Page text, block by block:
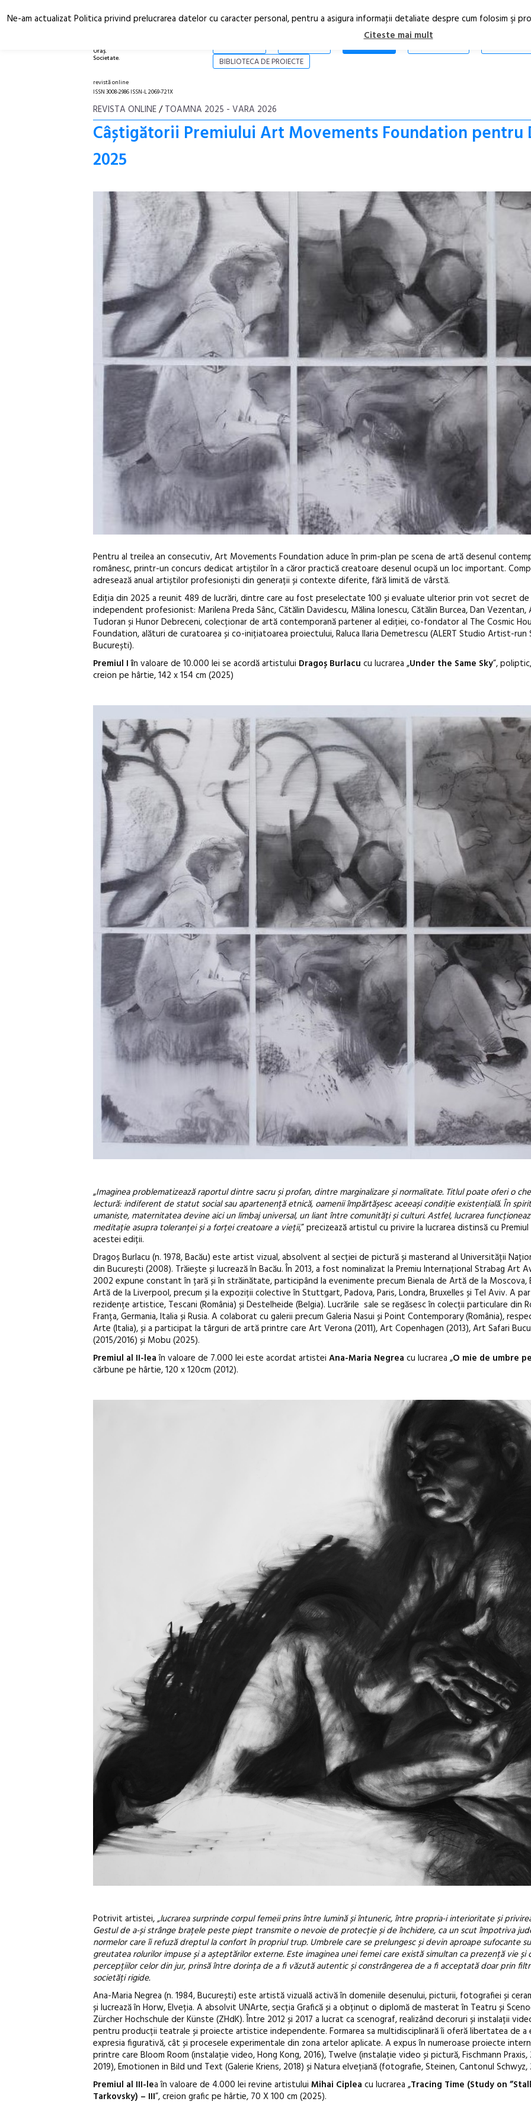
Oraș.
Societate.
STIRI
BIBLIOTECA DE PROIECTE
revistă online
ISSN 3008-2986 ISSN-L 2069-721X
REVISTA ONLINE/TOAMNA 2025 - VARA 2026
Câștigătorii Premiului Art Movements Foundation pentru
2025
Pentru al treilea an consecutiv, Art Movements Foundation aduce în prim-plan pe scena de artă desenul
românesc, printr-un concurs dedicat artiștilor în a căror practică creatoare desenul ocupă un loc important.
adresează anual artiștilor profesioniști din generații și contexte diferite, fără limită de vârstă.
Ediția din 2025 a reunit 489 de lucrări, dintre care au fost preselectate 100 și evaluate ulterior prin vot secret de
independent profesionist: Marilena Preda Sânc, Cătălin Davidescu, Mălina Ionescu, Cătălin Burcea, Dan Vezentan,
Tudoran și Hunor Debreceni, colecționar de artă contemporană partener al ediției, co-fondator al The Cosmic
Foundation, alături de curatoarea și co-inițiatoarea proiectului, Raluca Ilaria Demetrescu (ALERT Studio Artist-run
București).
Premiul I în valoare de 10.000 lei se acordă artistului Dragoș Burlacu cu lucrarea „Under the Same Sky”,
creion pe hârtie, 142 x 154 cm (2025)
„Imaginea problematizează raportul dintre sacru și profan, dintre marginalizare și normalitate. Titlul poate oferi o
lectură: indiferent de statut social sau apartenență etnică, oamenii împărtășesc aceeași condiție existențială. În
umaniste, maternitatea devine aici un limbaj universal, un liant între comunități și culturi. Astfel, lucrarea
meditație asupra toleranței și a forței creatoare a vieții,” precizează artistul cu privire la lucrarea distinsă cu Premiul
acestei ediții.
Dragoș Burlacu (n. 1978, Bacău) este artist vizual, absolvent al secției de pictură și masterand al Universității
din București (2008). Trăiește și lucrează în Bacău. În 2013, a fost nominalizat la Premiu Internațional Strabag Art
2002 expune constant în țară și în străinătate, participând la evenimente precum Bienala de Artă de la Moscova,
Artă de la Liverpool, precum și la expoziții colective în Stuttgart, Padova, Paris, Londra, Bruxelles și Tel Aviv. A
rezidențe artistice, Tescani (România) și Destelheide (Belgia). Lucrările sale se regăsesc în colecții particulare din
Franța, Germania, Italia și Rusia. A colaborat cu galerii precum Galeria Nasui și Point Contemporary (România),
Arte (Italia), și a participat la târguri de artă printre care Art Verona (2011), Art Copenhagen (2013), Art Safari
(2015/2016) și Mobu (2025).
Premiul al II-leaîn valoare de 7.000 lei este acordat artistei Ana-Maria Negrea cu lucrarea „O mie de umbre
cărbune pe hârtie, 120 x 120cm (2012).
Potrivit artistei,„lucrarea surprinde corpul femeii prins între lumină și întuneric, între propria-i interioritate și
Gestul de a-și strânge brațele peste piept transmite o nevoie de protecție și de închidere, ca un scut împotriva
normelor care îi refuză dreptul la confort în propriul trup. Umbrele care se prelungesc și devin aproape sufocante
greutatea rolurilor impuse și a așteptărilor externe. Este imaginea unei femei care există simultan ca prezență vie și
percepțiilor celor din jur, prinsă între dorința de a fi văzută autentic și constrângerea de a fi acceptată doar prin
societăți rigide.
Ana-Maria Negrea (n. 1984, București) este artistă vizuală activă în domeniile desenului, picturii, fotografiei și
și lucrează în Horw, Elveția. A absolvit UNArte, secția Grafică și a obținut o diplomă de masterat în Teatru și
Zürcher Hochschule der Künste (ZHdK). Între 2012 și 2017 a lucrat ca scenograf, realizând decoruri și instalații
pentru producții teatrale și proiecte artistice independente. Formarea sa multidisciplinară îi oferă libertatea de a
expresia figurativă, cât și procesele experimentale din zona artelor aplicate. A expus în numeroase proiecte
printre care Bloom Room (instalație video, Hong Kong, 2016), Twelve (instalație video și pictură, Fischmann Praxis,
2019), Emotionen in Bild und Text (Galerie Kriens, 2018) și Natura elvețiană (fotografie, Steinen, Cantonul Schwyz,
Premiul al III-lea în valoare de 4.000 lei revine artistului Mihai Ciplea cu lucrarea „Tracing Time (Study on
Tarkovsky) – III”, creion grafic pe hârtie, 70 X 100 cm (2025).
Anuala de
Gramatica
Ne-am actualizat Politica privind prelucrarea datelor cu caracter personal, pentru a asigura informaţii detaliate despre cum folosim şi
Citeste mai mult